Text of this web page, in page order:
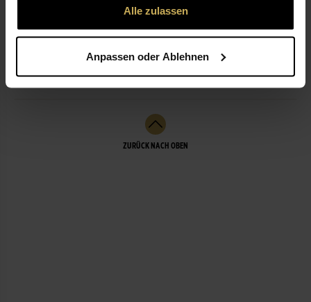
Alle zulassen
Anpassen oder Ablehnen
ÖFFNUNGSZEITEN
LEISTUNGEN
ZURÜCK NACH OBEN